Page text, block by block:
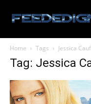
Home Tags Jessica
Tag: Jessica